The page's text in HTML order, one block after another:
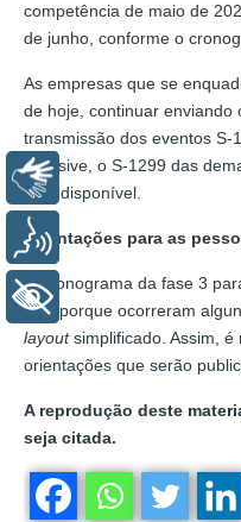
competência de maio de
de junho, conforme o
As empresas que se
de hoje, continuar enviando
transmissão dos eventos S-
inclusive, o S-1299 das
está disponível.
Orientações para as
O cronograma da fase 3
Isso porque ocorreram
layoutsimplificado. Assim, é
orientações que serão
A reprodução deste
seja citada.
Libras
Voz
+ Acessibilidade